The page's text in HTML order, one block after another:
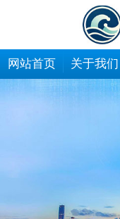
网站首页 关于我们